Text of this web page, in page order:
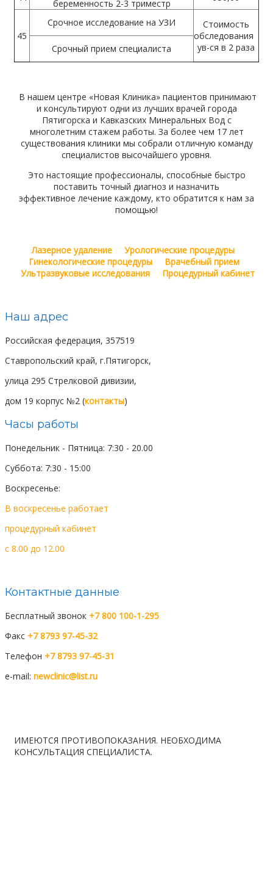
беременность 2-3 триместр
45
Срочное исследование на УЗИ
Стоимость
обследования
ув-ся в 2 раза
Срочный прием специалиста
В нашем центре «Новая Клиника» пациентов принимают
и консультируют одни из лучших врачей города
Пятигорска и Кавказских Минеральных Вод с
многолетним стажем работы. За более чем 17 лет
существования клиники мы собрали отличную команду
специалистов высочайшего уровня.
Это настоящие профессионалы, способные быстро
поставить точный диагноз и назначить
эффективное лечение каждому, кто обратится к нам за
помощью!
Лазерное удаление
Урологические процедуры
Гинекологические процедуры
Врачебный прием
Ультразвуковые исследования
Процедурный кабинет
Наш адрес
Российская федерация, 357519
Ставропольский край, г.Пятигорск,
улица 295 Стрелковой дивизии,
дом 19 корпус №2 (контакты)
Часы работы
Понедельник - Пятница: 7:30 - 20.00
Суббота: 7:30 - 15:00
Воскресенье:
В воскресенье работает
процедурный кабинет
c 8.00 до 12.00
Контактные данные
Бесплатный звонок +7 800 100-1-295
Факс +7 8793 97-45-32
Телефон +7 8793 97-45-31
e-mail: newclinic@list.ru
ИМЕЮТСЯ ПРОТИВОПОКАЗАНИЯ. НЕОБХОДИМА
КОНСУЛЬТАЦИЯ СПЕЦИАЛИСТА.